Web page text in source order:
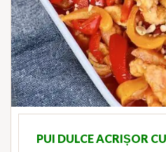
PUI DULCE ACRIȘOR